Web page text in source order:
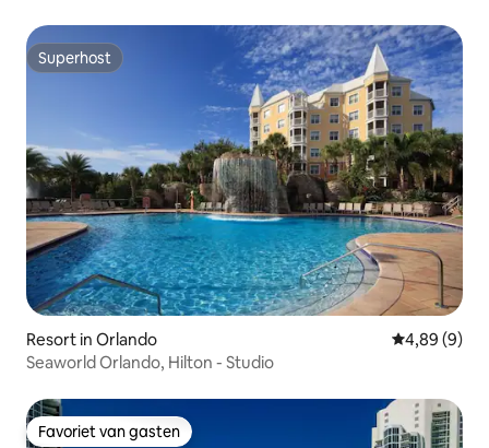
Superhost
Superhost
Resort in Orlando Gemiddelde
4,89 (9)
Seaworld Orlando, Hilton - Studio
Favoriet van gasten
Favoriet van gasten